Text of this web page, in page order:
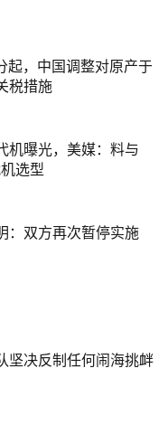
起，中国调整对原产于
税措施
机曝光，美媒：料与
选型
：双方再次暂停实施
坚决反制任何闹海挑衅